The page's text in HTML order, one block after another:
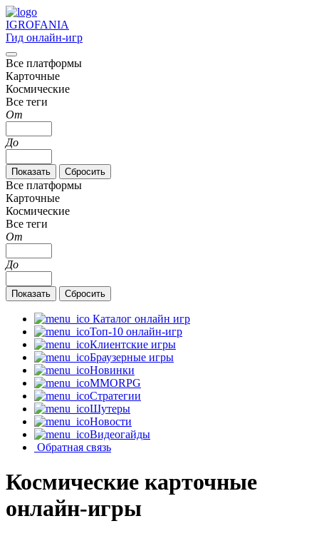
IGROFANIA
Гид онлайн-игр
Все платформы
Карточные
Космические
Все теги
От
До
Все платформы
Карточные
Космические
Все теги
От
До
Каталог онлайн игр
Топ-10 онлайн-игр
Клиентские игры
Браузерные игры
Новинки
MMORPG
Стратегии
Шутеры
Новости
Видеогайды
Обратная связь
Космические карточные
онлайн-игры